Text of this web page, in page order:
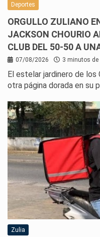
Deportes
ORGULLO ZULIANO
JACKSON CHOURIO
CLUB DEL 50-50 A
07/08/2026 3 minutos de
El estelar jardinero de
otra página dorada en su
Zulia